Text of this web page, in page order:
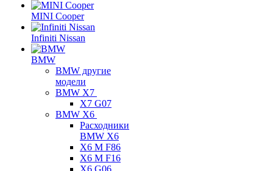
MINI Cooper
Infiniti Nissan
BMW
BMW другие
модели
BMW X7
X7 G07
BMW X6
Расходники
BMW X6
X6 M F86
X6 M F16
X6 G06